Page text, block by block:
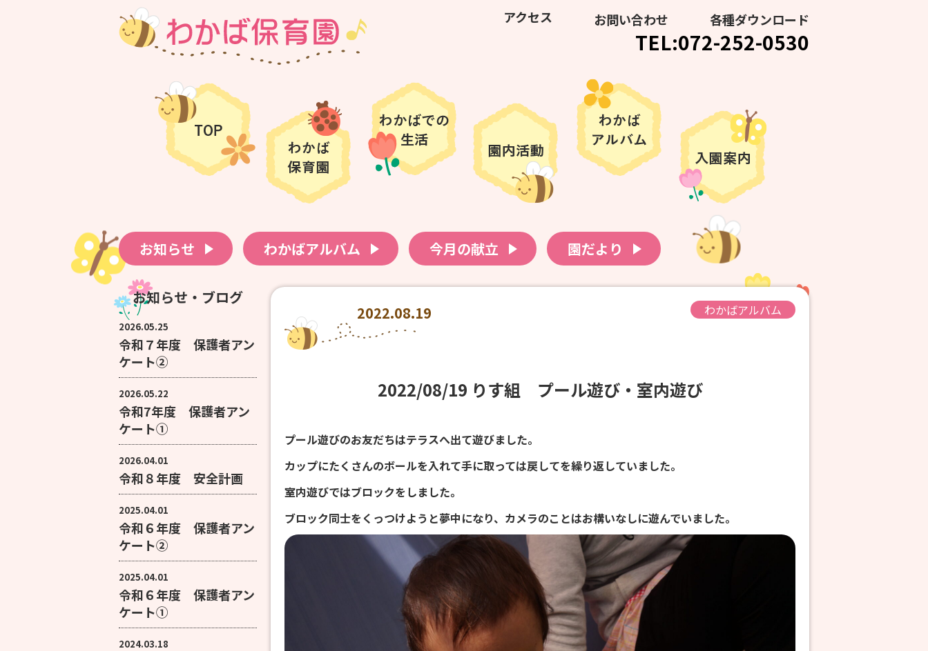
アクセス お問い合わせ 各種ダウンロード
TEL:072-252-0530
お知らせ わかばアルバム 今月の献立 園だより
お知らせ・ブログ
2026.05.25
令和７年度 保護者アン
ケート②
2026.05.22
令和7年度 保護者アン
ケート①
2026.04.01
令和８年度 安全計画
2025.04.01
令和６年度 保護者アン
ケート②
2025.04.01
令和６年度 保護者アン
ケート①
2024.03.18
2022.08.19 わかばアルバム
2022/08/19 りす組 プール遊び・室内遊び
プール遊びのお友だちはテラスへ出て遊びました。
カップにたくさんのボールを入れて手に取っては戻してを繰り返していました。
室内遊びではブロックをしました。
ブロック同士をくっつけようと夢中になり、カメラのことはお構いなしに遊んでいました。